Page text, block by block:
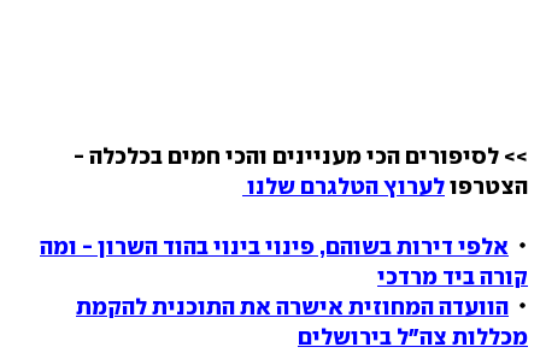
>> לסיפורים הכי מעניינים והכי חמים בכלכלה -
הצטרפולערוץ הטלגרם שלנו
אלפי דירות בשוהם, פינוי בינוי בהוד השרון - ומה
קורה ביד מרדכי
הוועדה המחוזית אישרה את התוכנית להקמת
מכללות צה"ל בירושלים